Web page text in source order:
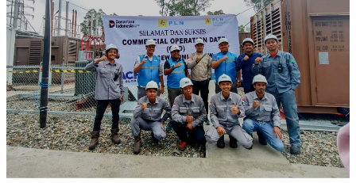
energi berstandar global, sekaligus memperkuat peran
PLN IP Services dalam mendukung transisi energi di tingkat
global.